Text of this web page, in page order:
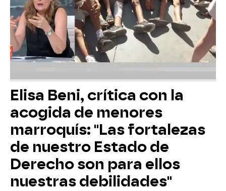
Elisa Beni, crítica con la
acogida de menores
marroquís: "Las fortalezas
de nuestro Estado de
Derecho son para ellos
nuestras debilidades"